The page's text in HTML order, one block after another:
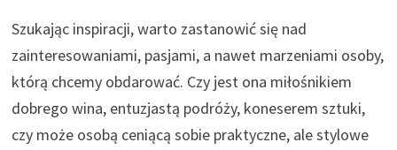
Szukając inspiracji, warto zastanowić się nad
zainteresowaniami, pasjami, a nawet marzeniami osoby,
którą chcemy obdarować. Czy jest ona miłośnikiem
dobrego wina, entuzjastą podróży, koneserem sztuki,
czy może osobą ceniącą sobie praktyczne, ale stylowe